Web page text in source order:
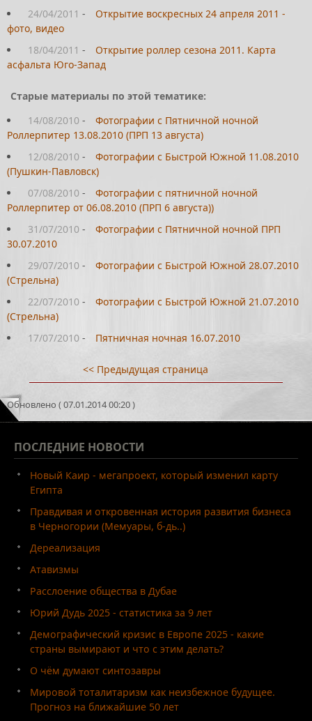
24/04/2011 -
Открытие воскресных 24 апреля 2011 -
фото, видео
18/04/2011 -
Открытие роллер сезона 2011. Карта
асфальта Юго-Запад
Старые материалы по этой тематике:
14/08/2010 -
Фотографии с Пятничной ночной
Роллерпитер 13.08.2010 (ПРП 13 августа)
12/08/2010 -
Фотографии с Быстрой Южной 11.08.2010
(Пушкин-Павловск)
07/08/2010 -
Фотографии с пятничной ночной
Роллерпитер от 06.08.2010 (ПРП 6 августа))
31/07/2010 -
Фотографии с Пятничной ночной ПРП
30.07.2010
29/07/2010 -
Фотографии с Быстрой Южной 28.07.2010
(Стрельна)
22/07/2010 -
Фотографии с Быстрой Южной 21.07.2010
(Стрельна)
17/07/2010 - Пятничная ночная 16.07.2010
<< Предыдущая страница
Обновлено ( 07.01.2014 00:20 )
ПОСЛЕДНИЕ НОВОСТИ
Новый Каир - мегапроект, который изменил карту
Египта
Правдивая и откровенная история развития бизнеса
в Черногории (Мемуары, б-дь..)
Дереализация
Атавизмы
Расслоение общества в Дубае
Юрий Дудь 2025 - статистика за 9 лет
Демографический кризис в Европе 2025 - какие
страны вымирают и что с этим делать?
О чём думают синтозавры
Мировой тоталитаризм как неизбежное будущее.
Прогноз на ближайшие 50 лет